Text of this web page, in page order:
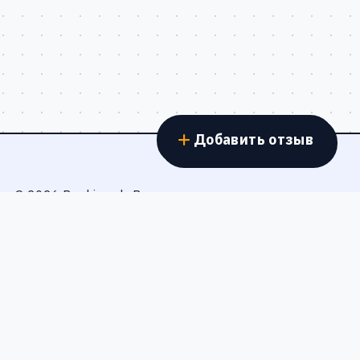
© 2026 Banki.work. Все права защищены.
Добавить отзыв